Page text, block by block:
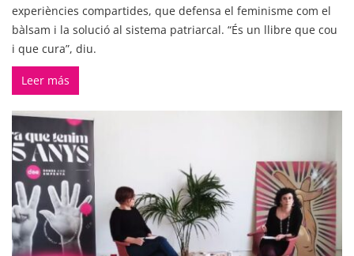
experiències compartides, que defensa el feminisme com el
bàlsam i la solució al sistema patriarcal. “És un llibre que cou
i que cura”, diu.
Leer más